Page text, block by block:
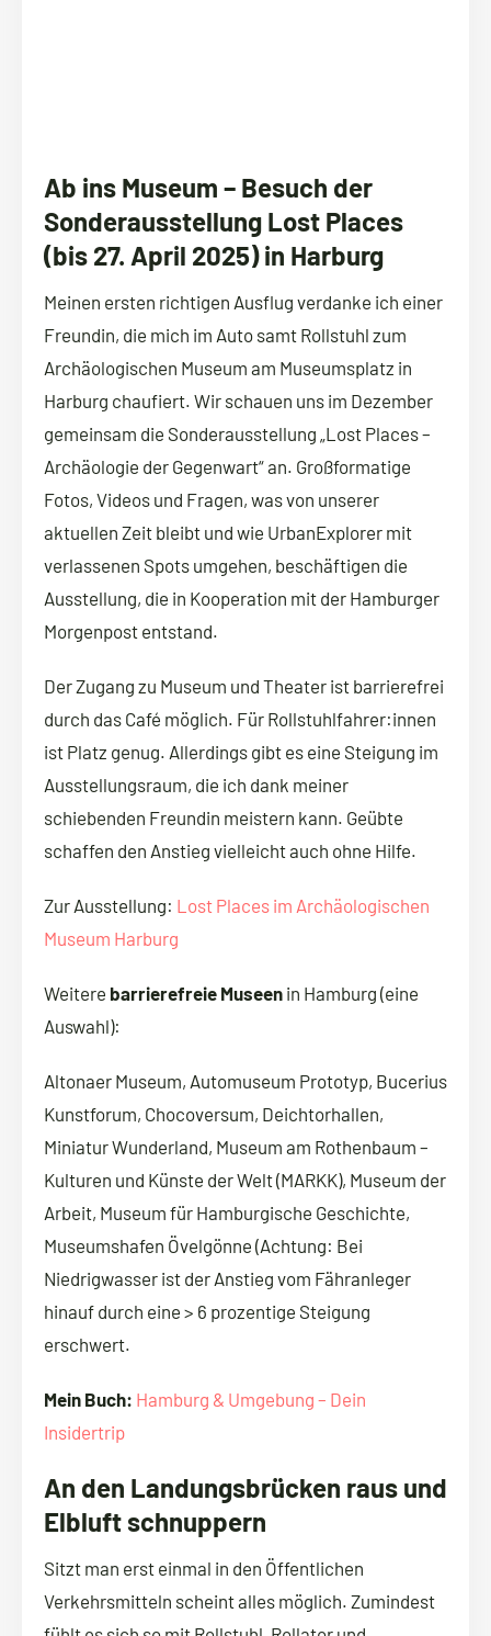
Ab ins Museum – Besuch der
Sonderausstellung Lost Places
(bis 27. April 2025) in Harburg
Meinen ersten richtigen Ausflug verdanke ich einer
Freundin, die mich im Auto samt Rollstuhl zum
Archäologischen Museum am Museumsplatz in
Harburg chaufiert. Wir schauen uns im Dezember
gemeinsam die Sonderausstellung „Lost Places –
Archäologie der Gegenwart“ an. Großformatige
Fotos, Videos und Fragen, was von unserer
aktuellen Zeit bleibt und wie UrbanExplorer mit
verlassenen Spots umgehen, beschäftigen die
Ausstellung, die in Kooperation mit der Hamburger
Morgenpost entstand.
Der Zugang zu Museum und Theater ist barrierefrei
durch das Café möglich. Für Rollstuhlfahrer:innen
ist Platz genug. Allerdings gibt es eine Steigung im
Ausstellungsraum, die ich dank meiner
schiebenden Freundin meistern kann. Geübte
schaffen den Anstieg vielleicht auch ohne Hilfe.
Zur Ausstellung: Lost Places im Archäologischen
Museum Harburg
Weitere barrierefreie Museen in Hamburg (eine
Auswahl):
Altonaer Museum, Automuseum Prototyp, Bucerius
Kunstforum, Chocoversum, Deichtorhallen,
Miniatur Wunderland, Museum am Rothenbaum –
Kulturen und Künste der Welt (MARKK), Museum der
Arbeit, Museum für Hamburgische Geschichte,
Museumshafen Övelgönne (Achtung: Bei
Niedrigwasser ist der Anstieg vom Fähranleger
hinauf durch eine > 6 prozentige Steigung
erschwert.
Mein Buch: Hamburg & Umgebung – Dein
Insidertrip
An den Landungsbrücken raus und
Elbluft schnuppern
Sitzt man erst einmal in den Öffentlichen
Verkehrsmitteln scheint alles möglich. Zumindest